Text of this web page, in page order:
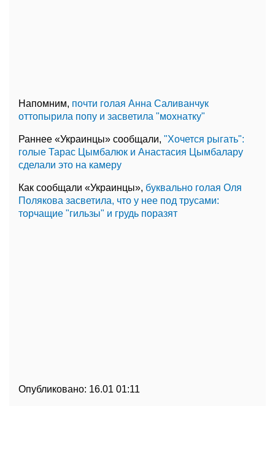
Напомним, почти голая Анна Саливанчук
оттопырила попу и засветила "мохнатку"
Раннее «Украинцы» сообщали, "Хочется рыгать":
голые Тарас Цымбалюк и Анастасия Цымбалару
сделали это на камеру
Как сообщали «Украинцы», буквально голая Оля
Полякова засветила, что у нее под трусами:
торчащие "гильзы" и грудь поразят
Опубликовано: 16.01 01:11